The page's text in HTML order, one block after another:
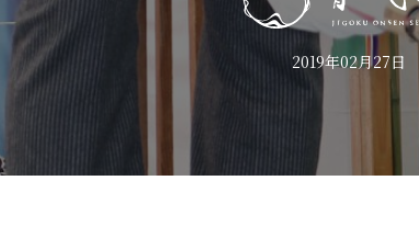
2019年02月27日